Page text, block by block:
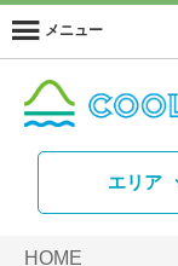
メニュー
エリア
HOME